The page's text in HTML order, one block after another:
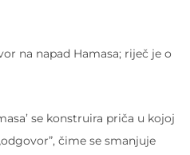
na napad Hamasa; riječ je o
se konstruira priča u kojoj
čime se smanjuje